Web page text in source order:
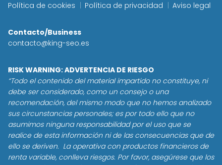
Política de cookies Política de privacidad Aviso legal
Contacto/Business
contacto@king-seo.es
RISK WARNING: ADVERTENCIA DE RIESGO
“Todo el contenido del material impartido no constituye, ni
debe ser considerado, como un consejo o una
recomendación, del mismo modo que no hemos analizado
sus circunstancias personales; es por todo ello que no
asumimos ninguna responsabilidad por el uso que se
realice de esta información ni de las consecuencias que de
ello se deriven. La operativa con productos financieros de
renta variable, conlleva riesgos. Por favor, asegúrese que los